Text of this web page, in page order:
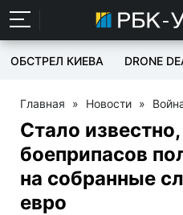
ОБСТРЕЛ КИЕВА DRONE
Главная » Новости »
Стало
боеприпасов
на собранные
евро